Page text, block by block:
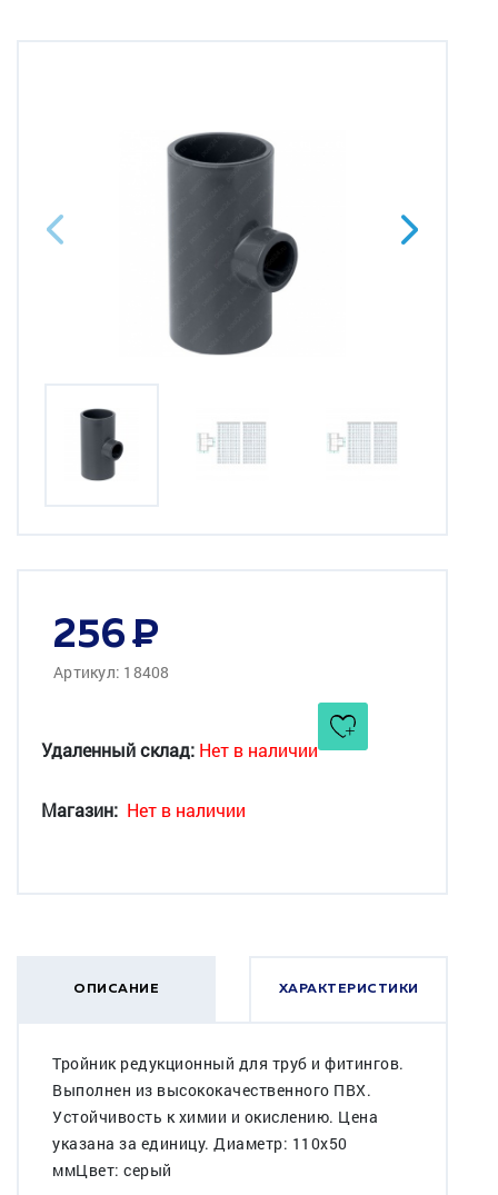
256
Артикул: 18408
Удаленный склад: Нет в наличии
Магазин: Нет в наличии
ОПИСАНИЕ ХАРАКТЕРИСТИКИ
Тройник редукционный для труб и фитингов.
Выполнен из высококачественного ПВХ.
Устойчивость к химии и окислению. Цена
указана за единицу. Диаметр: 110х50
ммЦвет: серый